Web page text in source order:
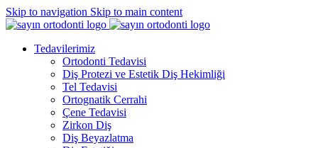
Skip to navigation Skip to main content
Tedavilerimiz
Ortodonti Tedavisi
Diş Protezi ve Estetik Diş Hekimliği
Tel Tedavisi
Ortognatik Cerrahi
Çene Tedavisi
Zirkon Diş
Diş Beyazlatma